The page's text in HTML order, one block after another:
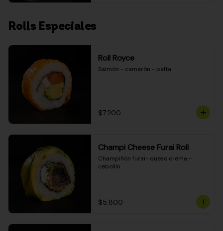
Rolls Especiales
Roll Royce
Salmón - camarón - palta
$7.200
Champi Cheese Furai Roll
Champiñón furai- queso crema -
cebollín
$5.800